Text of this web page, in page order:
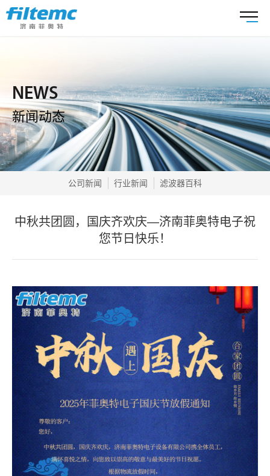
NEWS
新闻动态
公司新闻 行业新闻 滤波器百科
中秋共团圆，国庆齐欢庆—济南菲奥特电子祝
您节日快乐！